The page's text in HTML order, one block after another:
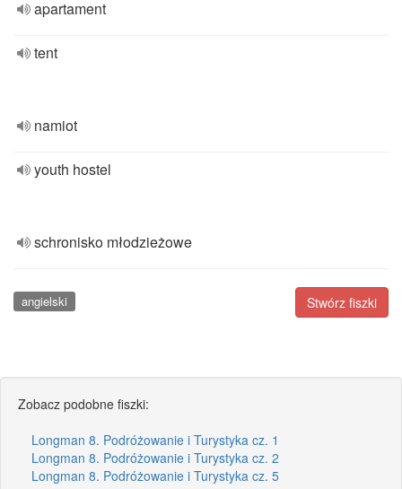
apartament
tent
namiot
youth hostel
schronisko młodzieżowe
Stwórz fiszki
angielski
Zobacz podobne fiszki:
Longman 8. Podróżowanie i Turystyka cz. 1
Longman 8. Podróżowanie i Turystyka cz. 2
Longman 8. Podróżowanie i Turystyka cz. 5